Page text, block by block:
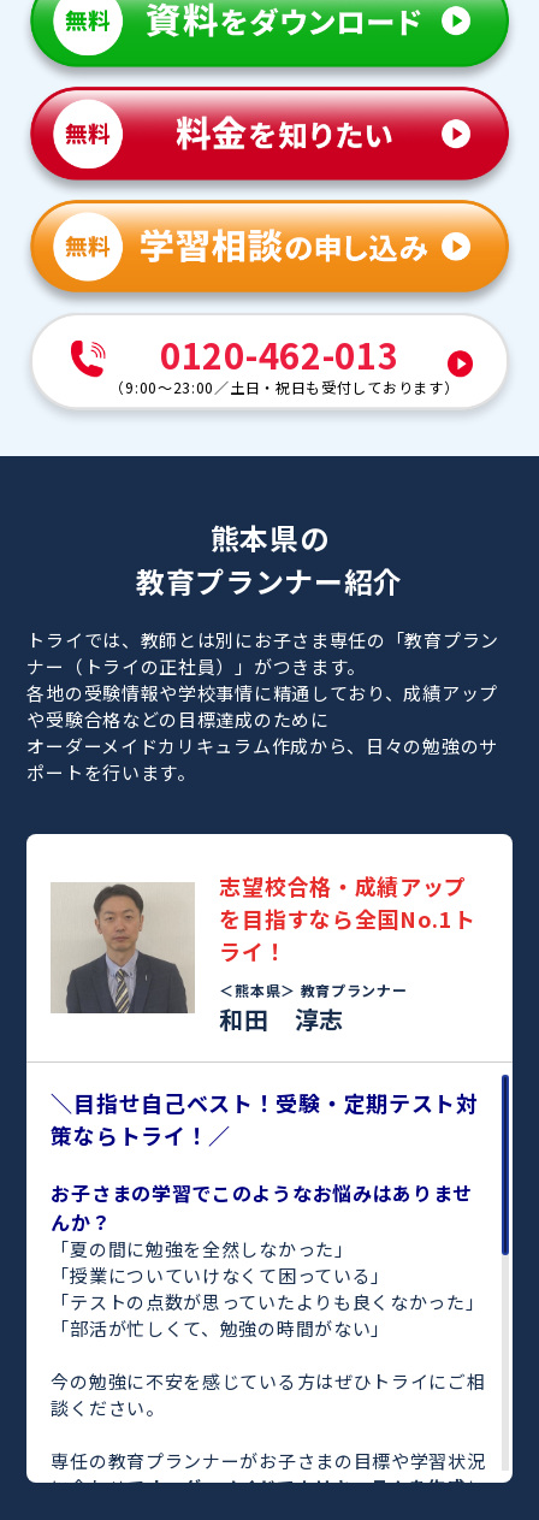
0120-462-013
（9:00～23:00 ／土日・祝日も受付しております）
熊本県の
教育プランナー紹介
トライでは、教師とは別にお子さま専任の「教育プラン
ナー（トライの正社員）」がつきます。
各地の受験情報や学校事情に精通しており、成績アップ
や受験合格などの目標達成のために
オーダーメイドカリキュラム作成から、日々の勉強のサ
ポートを行います。
志望校合格・成績アップ
を目指すなら全国No.1ト
ライ！
＜熊本県＞ 教育プランナー
和田 淳志
＼目指せ自己ベスト！受験・定期テスト対
策ならトライ！／
お子さまの学習でこのようなお悩みはありませ
んか？
「夏の間に勉強を全然しなかった」
「授業についていけなくて困っている」
「テストの点数が思っていたよりも良くなかった」
「部活が忙しくて、勉強の時間がない」
今の勉強に不安を感じている方はぜひトライにご相
談ください。
専任の教育プランナーがお子さまの目標や学習状況
に合わせてオーダーメイドでカリキュラムを作成し